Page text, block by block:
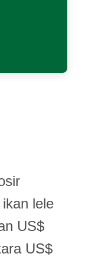
lele
US$
US$